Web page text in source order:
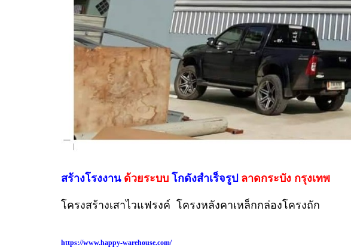
สร้างโรงงานด้วยระบบ โกดังสำเร็จรูป ลาดกระบัง กรุงเทพ
โครงสร้างเสาไวแฟรงค์ โครงหลังคาเหล็กกล่องโครงถัก
https://www.happy-warehouse.com/